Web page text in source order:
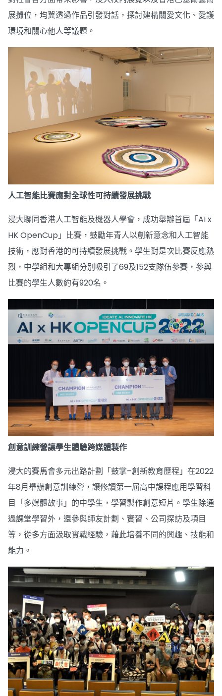
展攤位，均冀透過作品引發對話，探討建構關愛文化、愛護
環境和關心他人等議題。
人工智能比賽應對全球性可持續發展挑戰
浸大聯同香港人工智能及機器人學會，成功舉辦首屆「AI x
HK OpenCup」比賽，鼓勵年青人以創新意念和人工智能
技術，應對香港的可持續發展挑戰。學生對是次比賽反應熱
烈，中學組和大專組分別吸引了69及152支隊伍參賽，參與
比賽的學生人數約有920名。
創意訓練營讓學生體驗跨媒體製作
浸大的賽馬會多元出路計劃「鼓掌–創新教育歷程」在2022
年8月舉辦創意訓練營，讓修讀第一屆高中課程應用學習科
目「多媒體故事」的中學生，學習製作創意短片。學生除通
過課堂學習外，還參與師友計劃、實習、公司探訪及項目
等，從多方面汲取實戰經驗，藉此培養不同的興趣、技能和
能力。